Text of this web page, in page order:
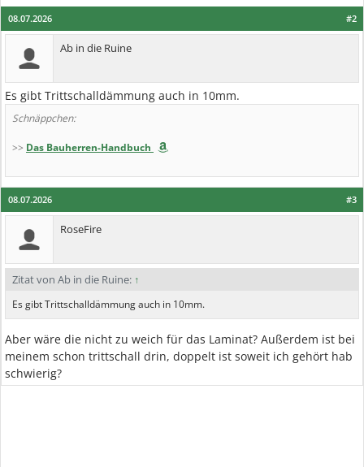
#2
08.07.2026
Ab in die Ruine
Es gibt Trittschalldämmung auch in 10mm.
Schnäppchen:
>> Das Bauherren-Handbuch
#3
08.07.2026
RoseFire
Zitat von Ab in die Ruine: ↑
Es gibt Trittschalldämmung auch in 10mm.
Aber wäre die nicht zu weich für das Laminat? Außerdem ist bei
meinem schon trittschall drin, doppelt ist soweit ich gehört hab
schwierig?